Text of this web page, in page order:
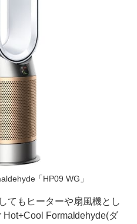
「HP09 WG」
てもヒーターや扇風機とし
Formaldehyde(ダ